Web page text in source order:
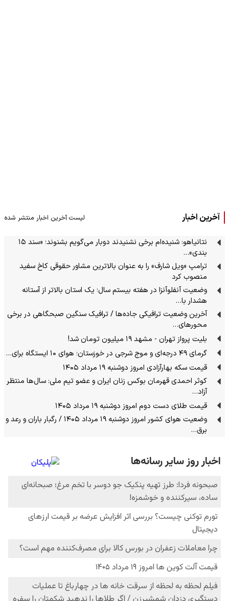
آخرین اخبار لیست آخرین اخبار منتشر شده
نتانیاهو: شنیده‌ام برخی نشنیدند دوبار می‌گویم بشنوند؛ «سند ۱۵
بندی»…
ترامپ «ویل شارف» را به عنوان بالاترین مشاور حقوقی کاخ سفید
منصوب کرد
وضعیت آنفلوآنزا در هفته بیستم سال؛ یک استان بالاتر از آستانه
هشدار با…
آخرین وضعیت ترافیکی جاده‌ها / ترافیک سنگین صبحگاهی در برخی
محورهای…
بلیت پرواز تهران - مشهد ۱۹ میلیون تومان شد!
گرمای ۴۹ درجه‌ای و موج شرجی در خوزستان؛ هوای ۱۰ ایستگاه برای…
قیمت سکه بهارآزادی امروز دوشنبه ۱۹ مرداد ۱۴۰۵
کوثر احمدی قهرمان بوکس زنان ایران و عضو تیم ملی: سال‌ها منتظر
آزاد…
قیمت طلای دست دوم امروز دوشنبه ۱۹ مرداد ۱۴۰۵
وضعیت هوای کشور امروز دوشنبه ۱۹ مرداد ۱۴۰۵ / رگبار باران و رعد و
برق…